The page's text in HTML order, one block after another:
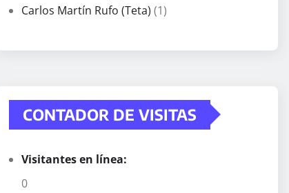
Carlos Martín Rufo (Teta) (1)
CONTADOR DE VISITAS
Visitantes en línea:
0